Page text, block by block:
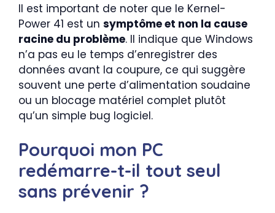
Il est important de noter que le Kernel-
Power 41 est un symptôme et non la cause
racine du problème. Il indique que Windows
n’a pas eu le temps d’enregistrer des
données avant la coupure, ce qui suggère
souvent une perte d’alimentation soudaine
ou un blocage matériel complet plutôt
qu’un simple bug logiciel.
Pourquoi mon PC
redémarre-t-il tout seul
sans prévenir ?